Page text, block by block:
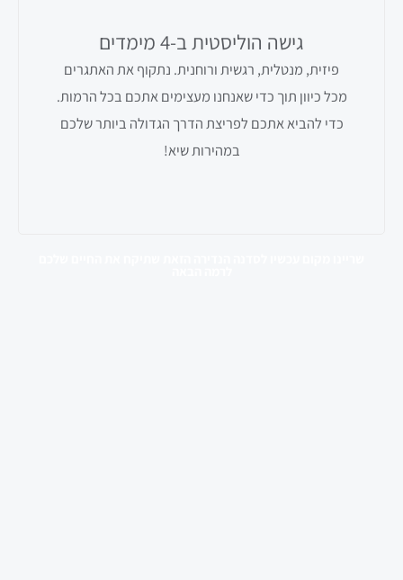
גישה הוליסטית ב-4 מימדים
פיזית, מנטלית, רגשית ורוחנית. נתקוף את האתגרים
מכל כיוון תוך כדי שאנחנו מעצימים אתכם בכל הרמות.
כדי להביא אתכם לפריצת הדרך הגדולה ביותר שלכם
במהירות שיא!